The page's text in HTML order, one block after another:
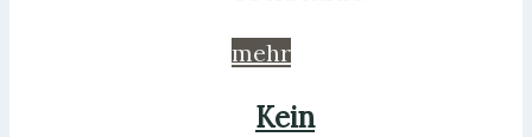
mehr
Kein